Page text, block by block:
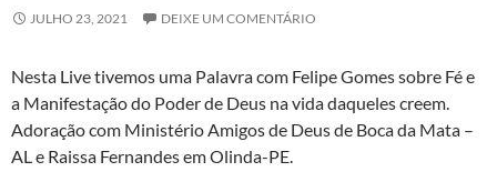
JULHO 23, 2021 DEIXE UM COMENTÁRIO
Nesta Live tivemos uma Palavra com Felipe Gomes sobre Fé e
a Manifestação do Poder de Deus na vida daqueles creem.
Adoração com Ministério Amigos de Deus de Boca da Mata –
AL e Raissa Fernandes em Olinda-PE.